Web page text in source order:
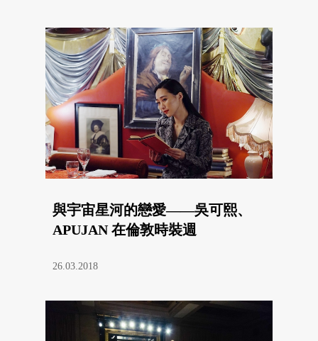
與宇宙星河的戀愛——吳可熙、
APUJAN 在倫敦時裝週
26.03.2018